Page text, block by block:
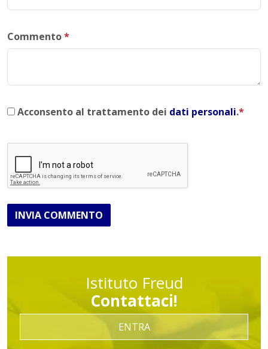
Commento*
Acconsento al trattamento dei dati personali.*
INVIA COMMENTO
Istituto Freud
Contattaci!
ENTRA